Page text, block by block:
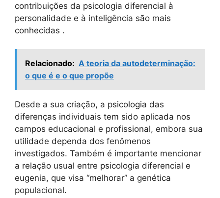
contribuições da psicologia diferencial à
personalidade e à inteligência são mais
conhecidas .
Relacionado: A teoria da autodeterminação:
o que é e o que propõe
Desde a sua criação, a psicologia das
diferenças individuais tem sido aplicada nos
campos educacional e profissional, embora sua
utilidade dependa dos fenômenos
investigados. Também é importante mencionar
a relação usual entre psicologia diferencial e
eugenia, que visa “melhorar” a genética
populacional.